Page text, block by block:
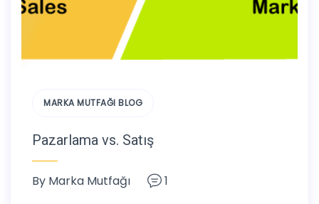
MARKA MUTFAĞI BLOG
Pazarlama vs. Satış
By Marka Mutfağı 1